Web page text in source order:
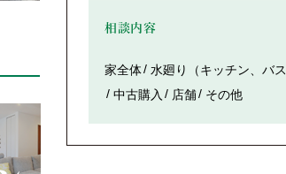
相談内容
家全体 水廻り（キッチン、バ
中古購入
店舗 その他